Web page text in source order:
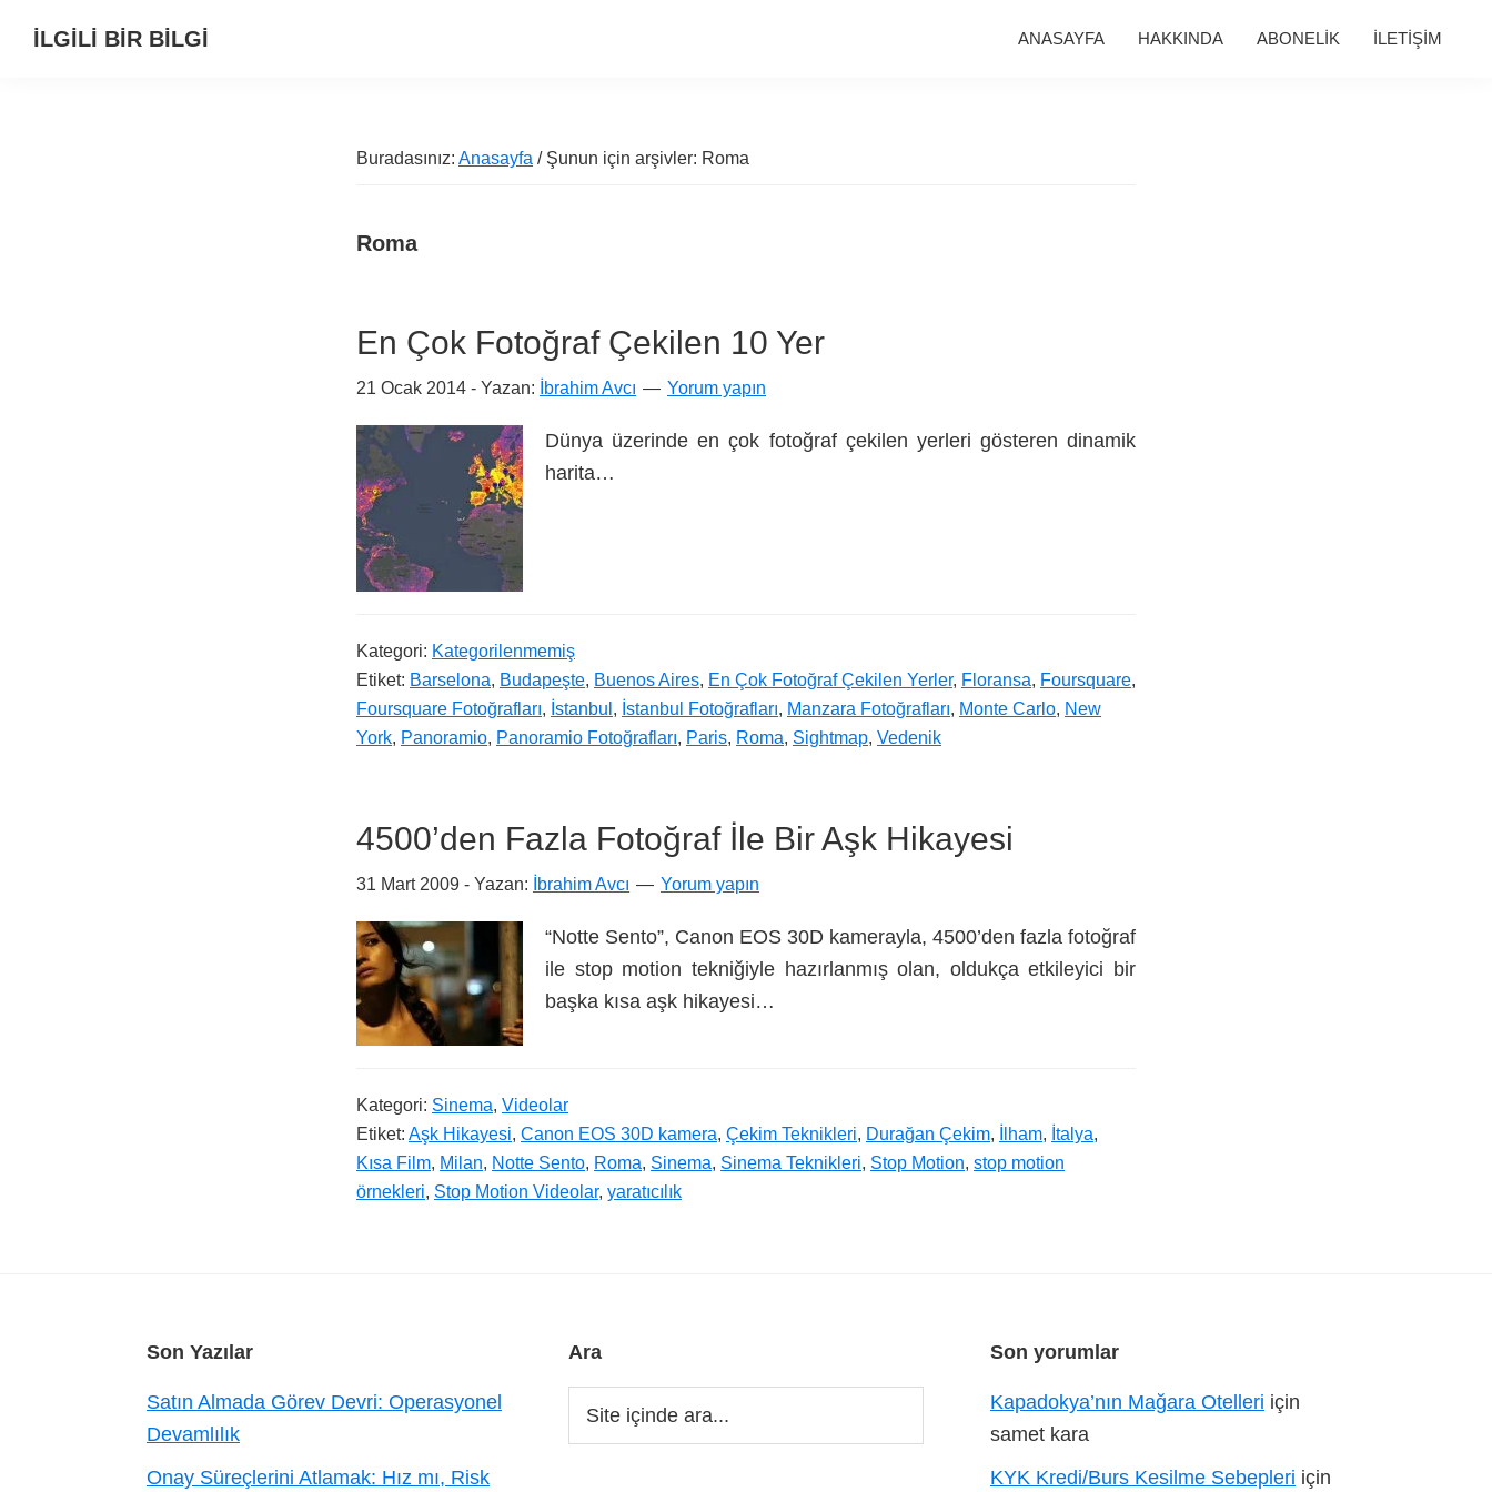
navigasyona
alanaİLGİLİ BİR BİLGİ ANASAYFA HAKKINDA ABONELİK İLETİŞİM
Buradasınız: Anasayfa / Şunun için arşivler: Roma
Roma
En Çok Fotoğraf Çekilen 10 Yer
21 Ocak 2014 - Yazan: İbrahim Avcı Yorum yapın
Dünya üzerinde en çok fotoğraf çekilen yerleri gösteren dinamik
harita…
Kategori: Kategorilenmemiş
Etiket: Barselona, Budapeşte, Buenos Aires, En Çok Fotoğraf Çekilen Yerler, Floransa, Foursquare,
Foursquare Fotoğrafları, İstanbul , İstanbul Fotoğrafları, Manzara Fotoğrafları, Monte Carlo, New
York, Panoramio, Panoramio Fotoğrafları, Paris, Roma, Sightmap, Vedenik
4500’den Fazla Fotoğraf İle Bir Aşk Hikayesi
31 Mart 2009 - Yazan: İbrahim Avcı Yorum yapın
“Notte Sento”, Canon EOS 30D kamerayla, 4500’den fazla fotoğraf
ile stop motion tekniğiyle hazırlanmış olan, oldukça etkileyici bir
başka kısa aşk hikayesi…
Kategori: Sinema, Videolar
Etiket: Aşk Hikayesi, Canon EOS 30D kamera, Çekim Teknikleri, Durağan Çekim, İlham, İtalya,
Kısa Film, Milan, Notte Sento, Roma, Sinema, Sinema Teknikleri, Stop Motion, stop motion
örnekleri, Stop Motion Videolar, yaratıcılık
Son Yazılar
Satın Almada Görev Devri: Operasyonel
Devamlılık
Onay Süreçlerini Atlamak: Hız mı, Risk
Ara Son yorumlar
Kapadokya’nın Mağara Otelleri için
samet kara
KYK Kredi/Burs Kesilme Sebepleri için